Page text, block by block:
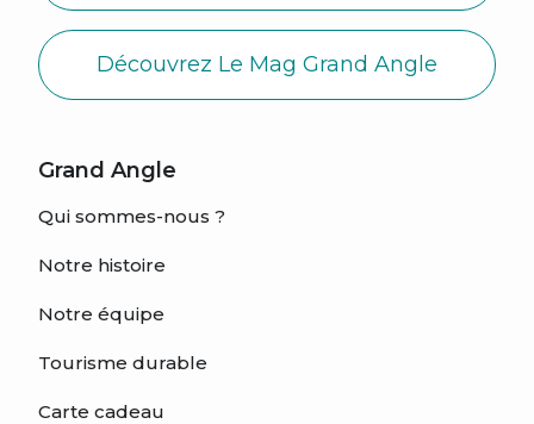
Découvrez Le Mag Grand Angle
Grand Angle
Qui sommes-nous ?
Notre histoire
Notre équipe
Tourisme durable
Carte cadeau